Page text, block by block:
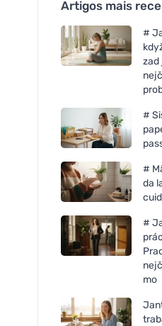
Artigos mais
#
zad
#
#
da
#
mo